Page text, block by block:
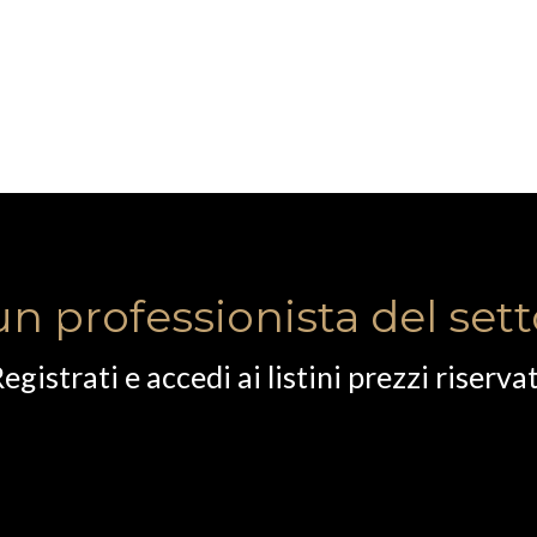
professionista del
e accedi ai listini prezzi